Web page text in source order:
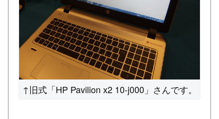
↑旧式「HP Pavilion x2 10-j000」さんです。